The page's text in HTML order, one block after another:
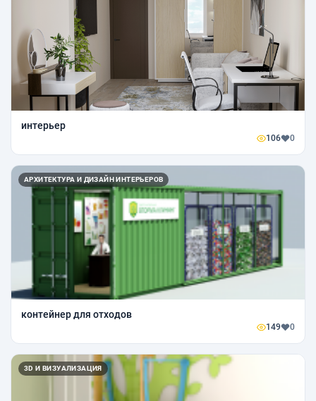
интерьер
106 0
АРХИТЕКТУРА И ДИЗАЙН ИНТЕРЬЕРОВ
контейнер для отходов
149 0
3D И ВИЗУАЛИЗАЦИЯ